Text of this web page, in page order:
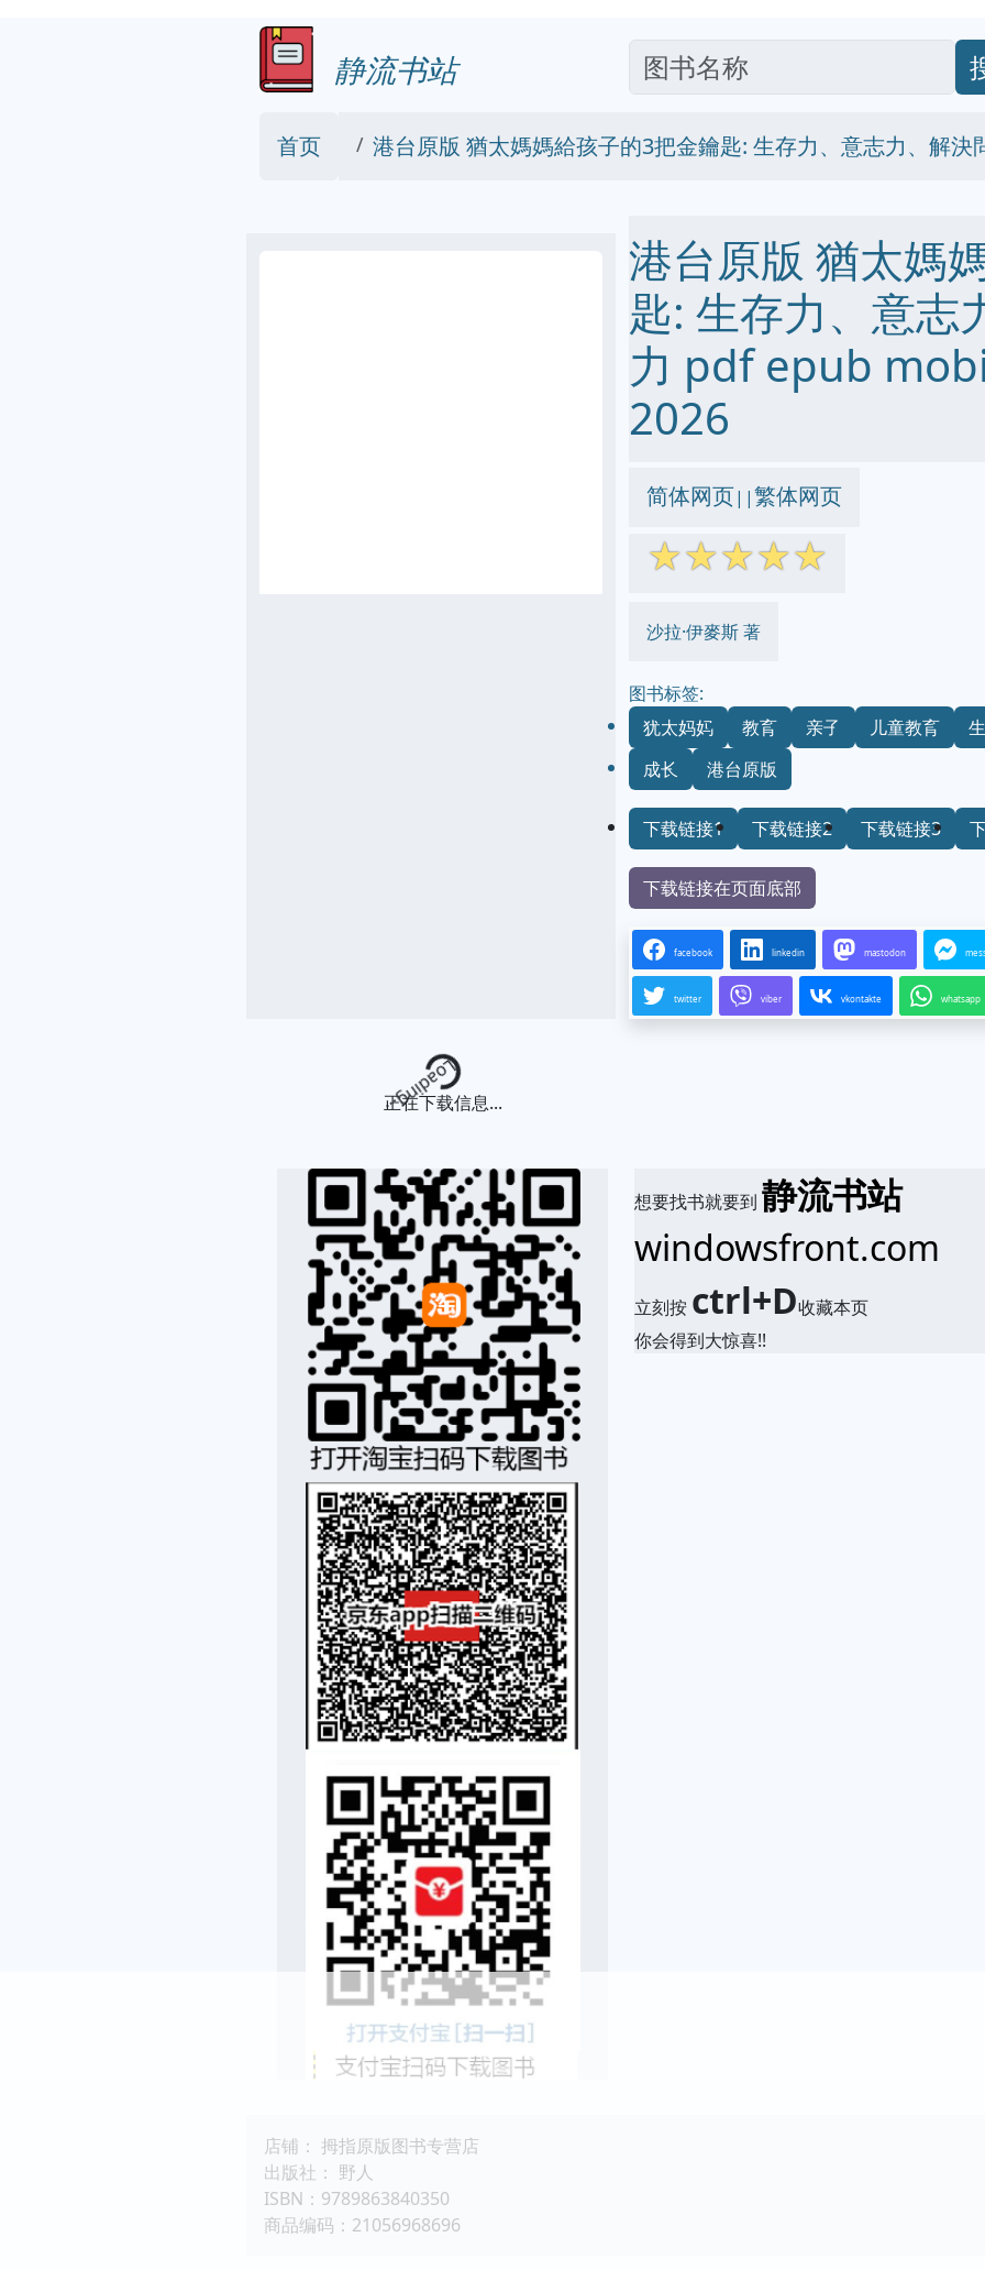
静流书站
首页 港台原版 猶太媽媽給孩子的3把金鑰匙: 生存力、意志力、解決
港台原版 猶太媽
匙: 生存力、意志
力 pdf epub
2026
简体网页||繁体网页
☆☆☆☆☆
沙拉·伊麥斯 著
图书标签:
犹太妈妈
教育 亲子 儿童教育
成长
港台原版
下载链接1 下载链接2 下载链接3
下载链接在页面底部
facebook linkedin mastodon
twitter viber vkontakte whatsapp
Loading...
正在下载信息...
想要找书就要到静流书站
windowsfront.com
立刻按 ctrl+D收藏本页
你会得到大惊喜!!
店铺： 拇指原版图书专营店
出版社： 野人
ISBN：9789863840350
商品编码：21056968696